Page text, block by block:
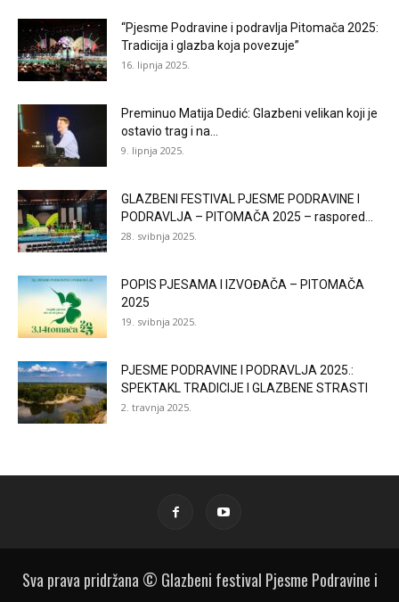
“Pjesme Podravine i podravlja Pitomača 2025:
Tradicija i glazba koja povezuje”
16. lipnja 2025.
Preminuo Matija Dedić: Glazbeni velikan koji je
ostavio trag i na...
9. lipnja 2025.
GLAZBENI FESTIVAL PJESME PODRAVINE I
PODRAVLJA – PITOMAČA 2025 – raspored...
28. svibnja 2025.
POPIS PJESAMA I IZVOĐAČA – PITOMAČA
2025
19. svibnja 2025.
PJESME PODRAVINE I PODRAVLJA 2025.:
SPEKTAKL TRADICIJE I GLAZBENE STRASTI
2. travnja 2025.
Sva prava pridržana © Glazbeni festival Pjesme Podravine i